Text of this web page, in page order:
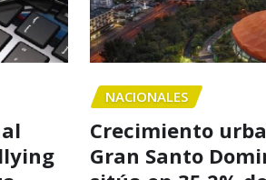
NACIONALES
Crecimiento
Gran Santo